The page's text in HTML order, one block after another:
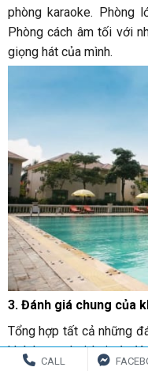
phòng karaoke. Phòng
Phòng cách âm tối với
giọng hát của mình.
3. Đánh giá chung của
Tổng hợp tất cả những
khách sạn Lợi Lai và
CALL